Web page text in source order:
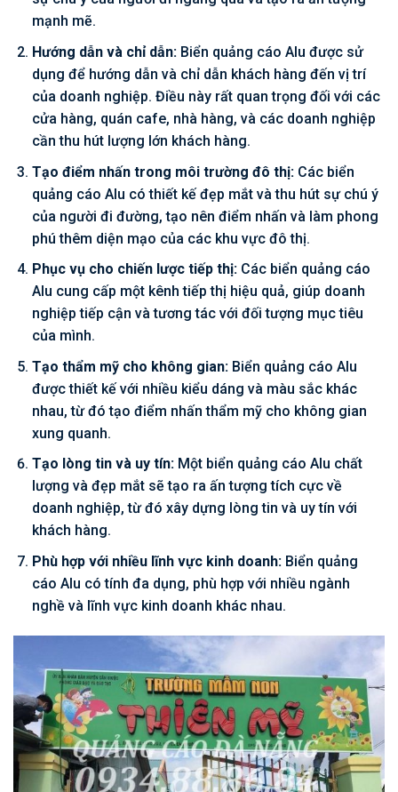
mạnh mẽ.
Hướng dẫn và chỉ dẫn:Biển quảng cáo Alu được sử
dụng để hướng dẫn và chỉ dẫn khách hàng đến vị trí
của doanh nghiệp. Điều này rất quan trọng đối với các
cửa hàng, quán cafe, nhà hàng, và các doanh nghiệp
cần thu hút lượng lớn khách hàng.
Tạo điểm nhấn trong môi trường đô thị:Các biển
quảng cáo Alu có thiết kế đẹp mắt và thu hút sự chú ý
của người đi đường, tạo nên điểm nhấn và làm phong
phú thêm diện mạo của các khu vực đô thị.
Phục vụ cho chiến lược tiếp thị:Các biển quảng cáo
Alu cung cấp một kênh tiếp thị hiệu quả, giúp doanh
nghiệp tiếp cận và tương tác với đối tượng mục tiêu
của mình.
Tạo thẩm mỹ cho không gian:Biển quảng cáo Alu
được thiết kế với nhiều kiểu dáng và màu sắc khác
nhau, từ đó tạo điểm nhấn thẩm mỹ cho không gian
xung quanh.
Tạo lòng tin và uy tín:Một biển quảng cáo Alu chất
lượng và đẹp mắt sẽ tạo ra ấn tượng tích cực về
doanh nghiệp, từ đó xây dựng lòng tin và uy tín với
khách hàng.
Phù hợp với nhiều lĩnh vực kinh doanh:Biển quảng
cáo Alu có tính đa dụng, phù hợp với nhiều ngành
nghề và lĩnh vực kinh doanh khác nhau.